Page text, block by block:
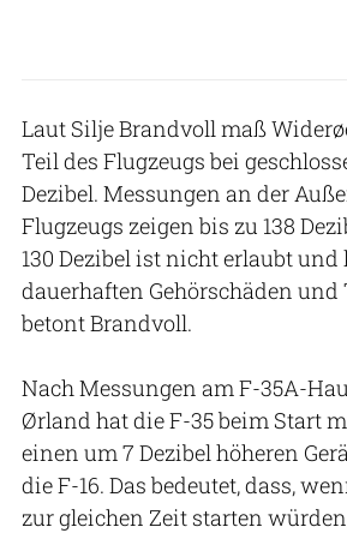
Laut Silje Brandvoll maß
Teil des Flugzeugs bei
Dezibel. Messungen an der
Flugzeugs zeigen bis zu 138
130 Dezibel ist nicht erlaubt und
dauerhaften Gehörschäden
betont Brandvoll.
Nach Messungen am F-35A-
Ørland hat die F-35 beim Start
einen um 7 Dezibel höheren
die F-16. Das bedeutet, dass,
zur gleichen Zeit starten